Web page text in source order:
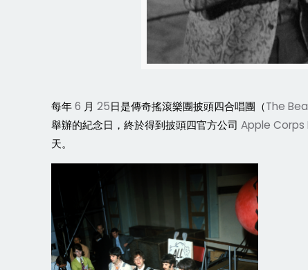
每年6 月 25日是傳奇搖滾樂團披頭四合唱團（The
舉辦的紀念日，終於得到披頭四官方公司 Apple Corps
天。